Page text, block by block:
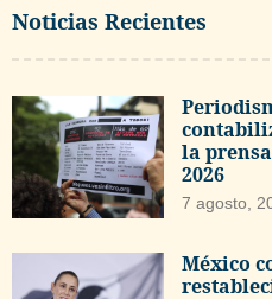
Noticias Recientes
la
2026
7 agosto,
México